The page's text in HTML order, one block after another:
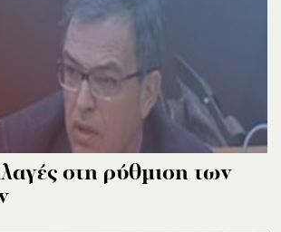
στη ρύθμιση των